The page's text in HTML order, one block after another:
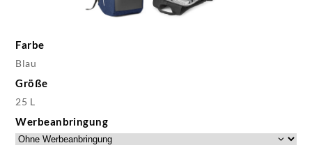
Farbe
Blau
Größe
25 L
Werbeanbringung